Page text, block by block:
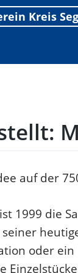
auf der
1999 die
oder